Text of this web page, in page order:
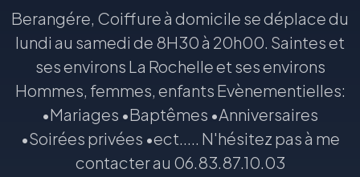
Berangére, Coiffure à domicile se déplace du
lundi au samedi de 8H30 à 20h00. Saintes et
ses environs La Rochelle et ses environs
Hommes, femmes, enfants Evènementielles:
•Mariages •Baptêmes •Anniversaires
•Soirées privées •ect..... N'hésitez pas à me
contacter au 06.83.87.10.03